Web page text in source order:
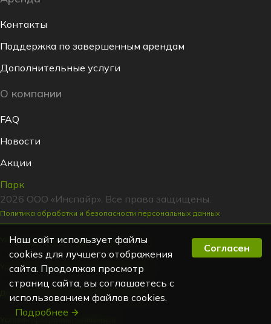
Контакты
Поддержка по завершенным арендам
Дополнительные услуги
О компании
FAQ
Новости
Акции
Парк
2026 ООО «Инспайр». Все права защищены.
Политика обработки и безопасности персональных данных
Условия заключения договора аренды
Условия заключения договора подписки
Договор аренды транспортного средства
Условия программы лояльности
Наш сайт использует файлы
cookies для лучшего отображения
сайта. Продолжая просмотр
страниц сайта, вы соглашаетесь с
использованием файлов cookies.
Подробнее
Согласен